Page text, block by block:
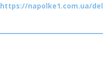
https://napolke1.com.ua/